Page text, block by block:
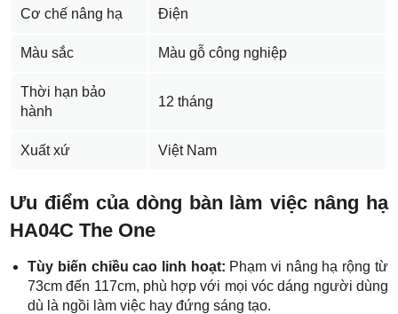
Cơ chế nâng hạ Điện
Màu sắc Màu gỗ công nghiệp
Thời hạn bảo
hành
12 tháng
Xuất xứ Việt Nam
Ưu điểm của dòng bàn làm việc nâng hạ
HA04C The One
Tùy biến chiều cao linh hoạt: Phạm vi nâng hạ rộng từ
73cm đến 117cm, phù hợp với mọi vóc dáng người dùng
dù là ngồi làm việc hay đứng sáng tạo.